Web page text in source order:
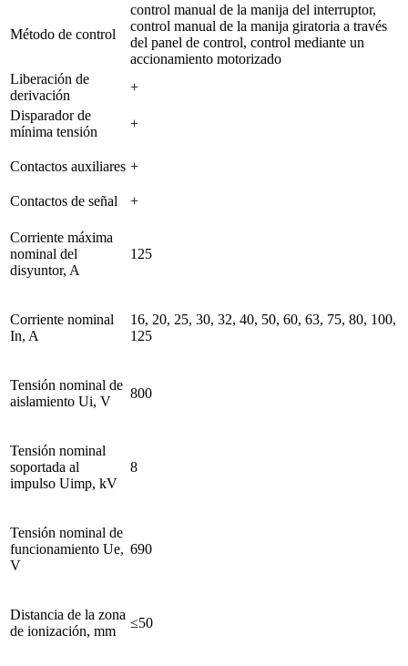
Método de control
control manual de la manija del interruptor,
control manual de la manija giratoria a través
del panel de control, control mediante un
accionamiento motorizado
Liberación de
derivación
+
Disparador de
mínima tensión
+
Contactos auxiliares +
Contactos de señal +
Corriente máxima
nominal del
disyuntor, A
125
Corriente nominal
In, A
16, 20, 25, 30, 32, 40, 50, 60, 63, 75, 80, 100,
125
Tensión nominal de
aislamiento Ui, V
800
Tensión nominal
soportada al
impulso Uimp, kV
8
Tensión nominal de
funcionamiento Ue,
V
690
Distancia de la zona
de ionización, mm
≤50